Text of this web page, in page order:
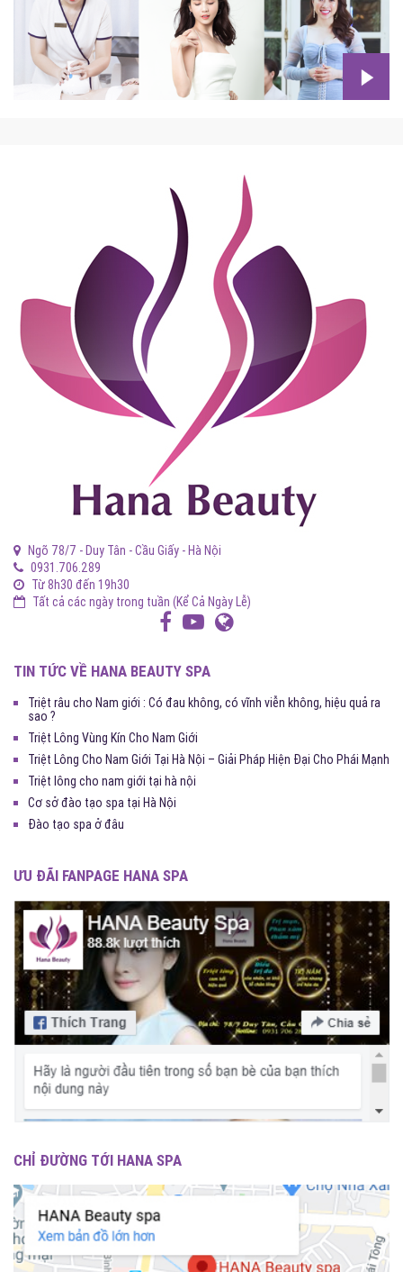
Ngõ 78/7 - Duy Tân - Cầu Giấy - Hà Nội
0931.706.289
Từ 8h30 đến 19h30
Tất cả các ngày trong tuần (Kể Cả Ngày Lễ)
TIN TỨC VỀ HANA BEAUTY SPA
Triệt râu cho Nam giới : Có đau không, có vĩnh viễn không, hiệu quả ra
sao ?
Triệt Lông Vùng Kín Cho Nam Giới
Triệt Lông Cho Nam Giới Tại Hà Nội – Giải Pháp Hiện Đại Cho Phái Mạnh
Triệt lông cho nam giới tại hà nội
Cơ sở đào tạo spa tại Hà Nội
Đào tạo spa ở đâu
ƯU ĐÃI FANPAGE HANA SPA
CHỈ ĐƯỜNG TỚI HANA SPA